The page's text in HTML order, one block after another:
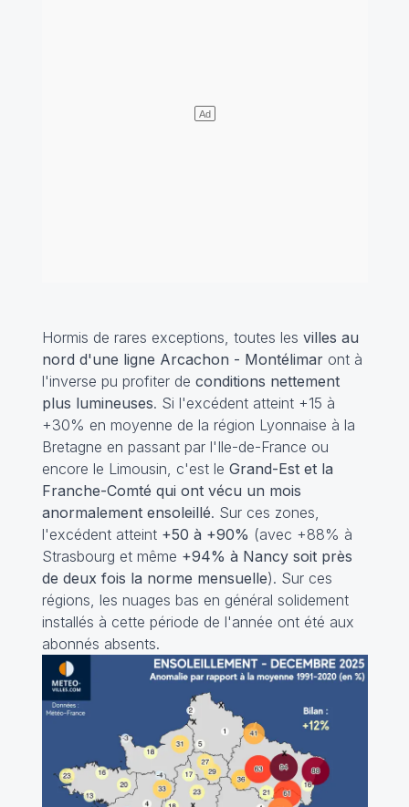
Hormis de rares exceptions, toutes les villes au
nord d'une ligne Arcachon - Montélimaront à
l'inverse pu profiter de conditions nettement
plus lumineuses. Si l'excédent atteint +15 à
+30% en moyenne de la région Lyonnaise à la
Bretagne en passant par l'Ile-de-France ou
encore le Limousin, c'est le Grand-Est et la
Franche-Comté qui ont vécu un mois
anormalement ensoleillé. Sur ces zones,
l'excédent atteint +50 à +90% (avec +88% à
Strasbourg et même +94% à Nancy soit près
de deux fois la norme mensuelle). Sur ces
régions, les nuages bas en général solidement
installés à cette période de l'année ont été aux
abonnés absents.